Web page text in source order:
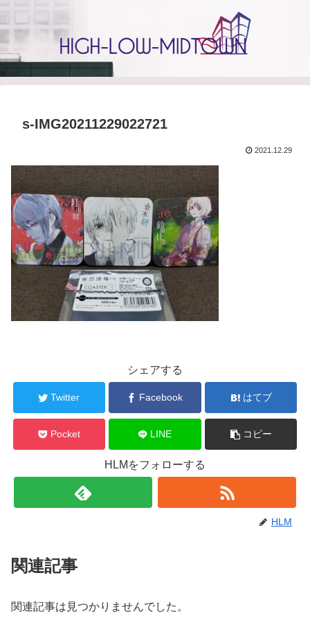
s-IMG20211229022721
2021.12.29
シェアする
Twitter Facebook はてブ
Pocket LINE コピー
HLMをフォローする
HLM
関連記事
関連記事は見つかりませんでした。